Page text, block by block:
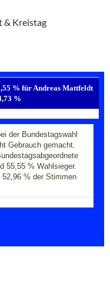
& Kreistag
% für Andreas Mattfeldt
%
der Bundestagswahl
Gebrauch gemacht.
55,55 % Wahlsieger.
% der Stimmen